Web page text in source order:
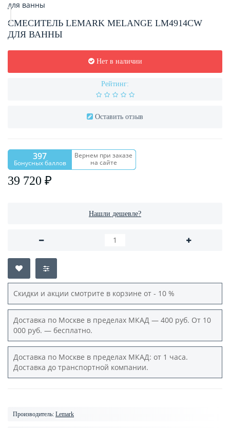
СМЕСИТЕЛЬ LEMARK MELANGE LM4914CW
ДЛЯ ВАННЫ
Нет в наличии
Рейтинг:
Оставить отзыв
397
Бонусных баллов
Вернем при заказе
на сайте
39 720 ₽
Нашли дешевле?
Скидки и акции смотрите в корзине от - 10 %
Доставка по Москве в пределах МКАД — 400 руб. От 10
000 руб. — бесплатно.
Доставка по Москве в пределах МКАД: от 1 часа.
Доставка до транспортной компании.
Производитель: Lemark